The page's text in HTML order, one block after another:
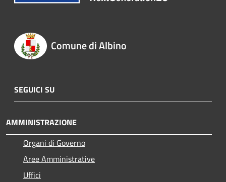
Comune di Albino
SEGUICI SU
AMMINISTRAZIONE
Organi di Governo
Aree Amministrative
Uffici